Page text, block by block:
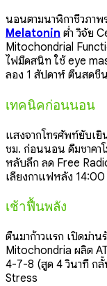
นอนตามนาฬิกาชีวภา
Melatonin ต่ำ วิจัย
Mitochondrial
ไฟมืดสนิท ใช้ eye
ลอง 1 สัปดาห์ ตื่นสดชื่น
เทคนิคก่อนนอน
แสงจากโทรศัพท์ยับเยิ
ชม. ก่อนนอน ดื่มชาคา
หลับลึก ลด Free
เลี่ยงกาแฟหลัง 14:00
เช้าฟื้นพลัง
ตื่นมาก้าวแรก เปิดม่า
Mitochondria ผลิต
4-7-8 (สูด 4 วินาที ก
Stress